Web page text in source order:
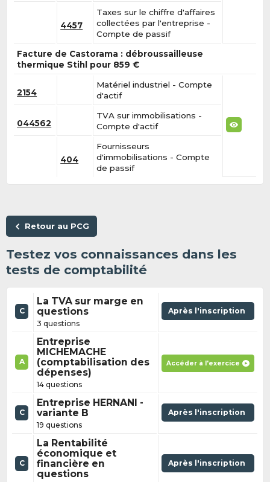
4457
Taxes sur le chiffre d'affaires
collectées par l'entreprise -
Compte de passif
Facture de Castorama : débroussailleuse
thermique Stihl pour 859 €
2154
Matériel industriel - Compte
d'actif
044562
TVA sur immobilisations -
Compte d'actif
404
Fournisseurs
d'immobilisations - Compte
de passif
Retour au PCG
Testez vos connaissances dans les
tests de comptabilité
C
La TVA sur marge en
questions
3 questions
Après l'inscription
A
Entreprise
MICHEMACHE
(comptabilisation des
dépenses)
14 questions
Accéder à l'exercice
C
Entreprise HERNANI -
variante B
19 questions
Après l'inscription
C
La Rentabilité
économique et
financière en
questions
Après l'inscription